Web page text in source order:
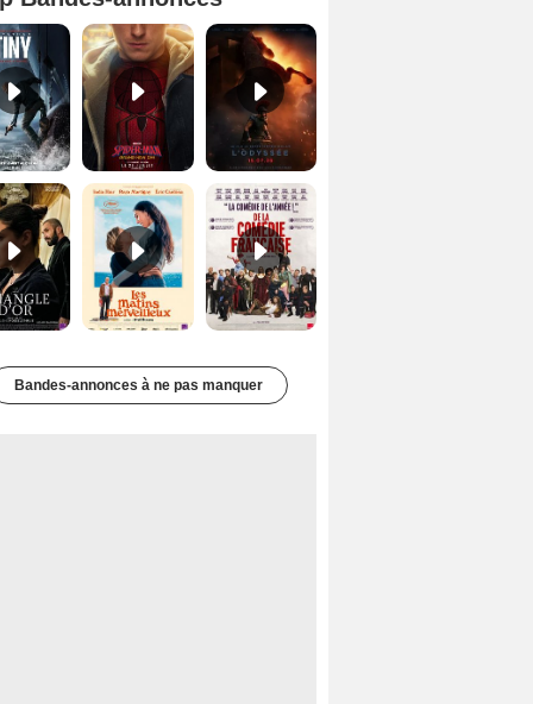
Mutiny Bande-annonce VO STFR Spider-Man: Brand New Day Bande-annonce VO STFR
Le Triangle d'or Bande-annonce VF De la Comédie-Française Teaser VF
Bandes-annonces à ne pas manquer